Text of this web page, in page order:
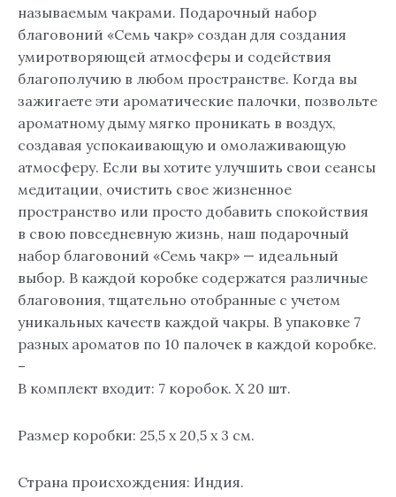
называемым чакрами. Подарочный набор
благовоний «Семь чакр» создан для создания
умиротворяющей атмосферы и содействия
благополучию в любом пространстве. Когда вы
зажигаете эти ароматические палочки, позвольте
ароматному дыму мягко проникать в воздух,
создавая успокаивающую и омолаживающую
атмосферу. Если вы хотите улучшить свои сеансы
медитации, очистить свое жизненное
пространство или просто добавить спокойствия
в свою повседневную жизнь, наш подарочный
набор благовоний «Семь чакр» — идеальный
выбор. В каждой коробке содержатся различные
благовония, тщательно отобранные с учетом
уникальных качеств каждой чакры. В упаковке 7
разных ароматов по 10 палочек в каждой коробке.
–
В комплект входит: 7 коробок. Х 20 шт.
Размер коробки: 25,5 х 20,5 х 3 см.
Страна происхождения: Индия.